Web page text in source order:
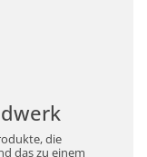
die
das zu einem